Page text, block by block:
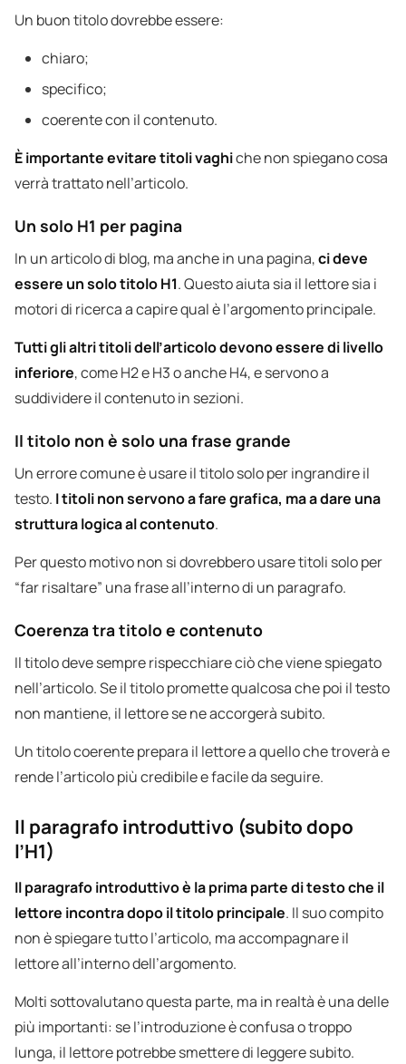
Un buon titolo dovrebbe essere:
chiaro;
specifico;
coerente con il contenuto.
È importante evitare titoli vaghiche non spiegano cosa
verrà trattato nell’articolo.
Un solo H1 per pagina
In un articolo di blog, ma anche in una pagina,ci deve
essere un solo titolo H1. Questo aiuta sia il lettore sia i
motori di ricerca a capire qual è l’argomento principale.
Tutti gli altri titoli dell’articolo devono essere di livello
inferiore, come H2 e H3 o anche H4, e servono a
suddividere il contenuto in sezioni.
Il titolo non è solo una frase grande
Un errore comune è usare il titolo solo per ingrandire il
testo. I titoli non servono a fare grafica, ma a dare una
struttura logica al contenuto.
Per questo motivo non si dovrebbero usare titoli solo per
“far risaltare” una frase all’interno di un paragrafo.
Coerenza tra titolo e contenuto
Il titolo deve sempre rispecchiare ciò che viene spiegato
nell’articolo. Se il titolo promette qualcosa che poi il testo
non mantiene, il lettore se ne accorgerà subito.
Un titolo coerente prepara il lettore a quello che troverà e
rende l’articolo più credibile e facile da seguire.
Il paragrafo introduttivo (subito dopo
l’H1)
Il paragrafo introduttivoè la prima parte di testo che il
lettore incontra dopo il titolo principale. Il suo compito
non è spiegare tutto l’articolo, ma accompagnare il
lettore all’interno dell’argomento.
Molti sottovalutano questa parte, ma in realtà è una delle
più importanti: se l’introduzione è confusa o troppo
lunga, il lettore potrebbe smettere di leggere subito.